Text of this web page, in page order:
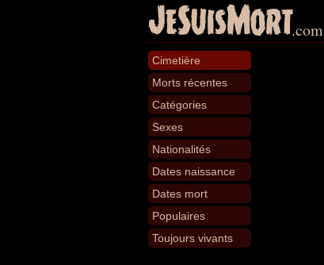
JeSuisMort.com
Cimetière
Morts récentes
Catégories
Sexes
Nationalités
Dates naissance
Dates mort
Populaires
Toujours vivants